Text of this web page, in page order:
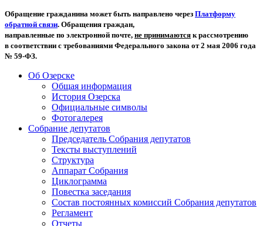
Обращение гражданина может быть направлено через Платформу
обратной связи. Обращения граждан,
направленные по электронной почте, не принимаются к рассмотрению
в соответствии с требованиями Федерального закона от 2 мая 2006 года
№ 59-ФЗ.
Об Озерске
Общая информация
История Озерска
Официальные символы
Фотогалерея
Собрание депутатов
Председатель Собрания депутатов
Тексты выступлений
Структура
Аппарат Собрания
Циклограмма
Повестка заседания
Состав постоянных комиссий Собрания депутатов
Регламент
Отчеты